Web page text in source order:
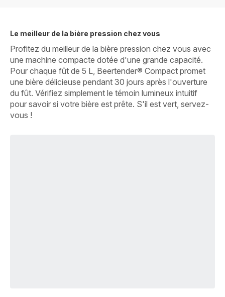
Le meilleur de la bière pression chez vous
Profitez du meilleur de la bière pression chez vous avec
une machine compacte dotée d'une grande capacité.
Pour chaque fût de 5 L, Beertender® Compact promet
une bière délicieuse pendant 30 jours après l'ouverture
du fût. Vérifiez simplement le témoin lumineux intuitif
pour savoir si votre bière est prête. S'il est vert, servez-
vous !